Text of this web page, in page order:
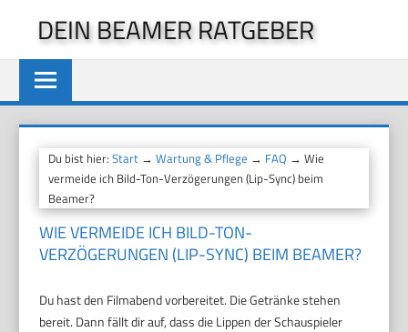
springen
DEIN BEAMER RATGEBER
Du bist hier:Start →Wartung & Pflege → FAQ → Wie
vermeide ich Bild-Ton-Verzögerungen (Lip-Sync) beim
Beamer?
WIE VERMEIDE ICH BILD-TON-
VERZÖGERUNGEN (LIP-SYNC) BEIM BEAMER?
Du hast den Filmabend vorbereitet. Die Getränke stehen
bereit. Dann fällt dir auf, dass die Lippen der Schauspieler